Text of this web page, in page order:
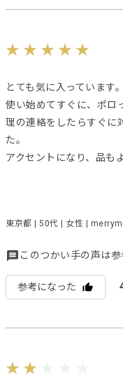
とても気に入っています。
使い始めてすぐに、ポロ
理の連絡をしたらすぐに
た。
アクセントになり、品も
東京都 | 50代 | 女性 |
このつかい手の声は
参考になった